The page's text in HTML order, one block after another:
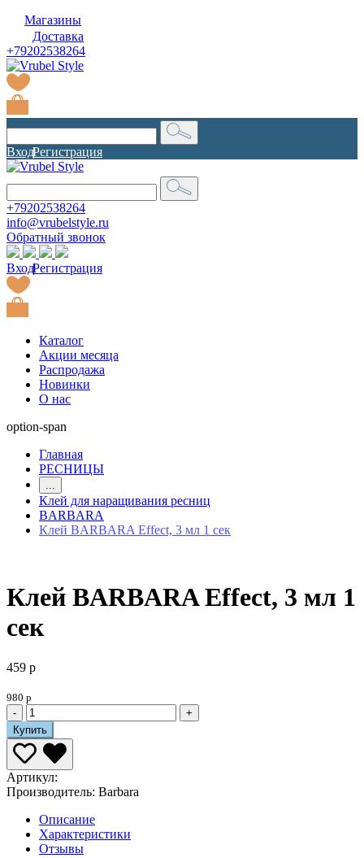
Магазины
Доставка
+79202538264
Вход|
Регистрация
+79202538264
info@vrubelstyle.ru
Обратный звонок
Вход|
Регистрация
Каталог
Акции месяца
Распродажа
Новинки
О нас
option-span
Главная
РЕСНИЦЫ
...
Клей для наращивания ресниц
BARBARA
Клей BARBARA Effect, 3 мл 1 сек
Клей BARBARA Effect, 3 мл 1
сек
459 р
980 р
-
+
Купить
Артикул:
Производитель: Barbara
Описание
Характеристики
Отзывы